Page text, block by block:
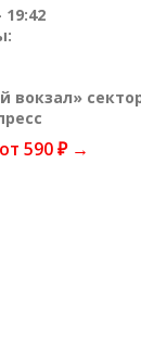
вокзал»
от 590 ₽ →